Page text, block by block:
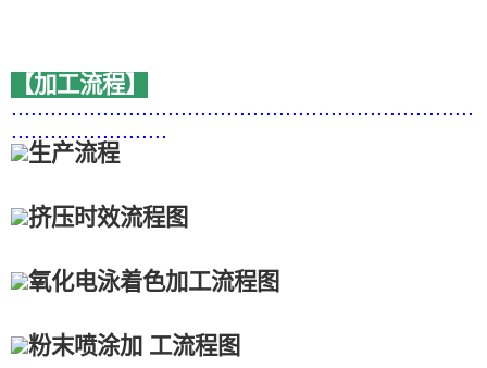
【加工流程】
.......................................................................
........................